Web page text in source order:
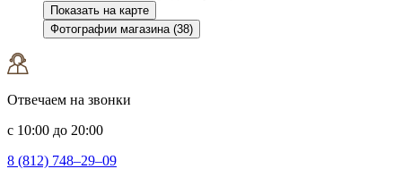
Показать на карте
Фотографии магазина (38)
Отвечаем на звонки
с 10:00 до 20:00
8 (812) 748–29–09